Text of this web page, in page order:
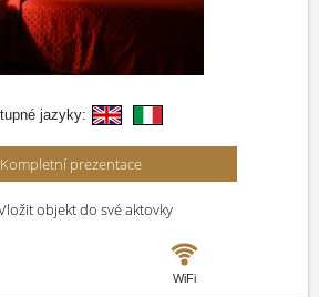
jazyky:
Kompletní prezentace
objekt do své aktovky
WiFi